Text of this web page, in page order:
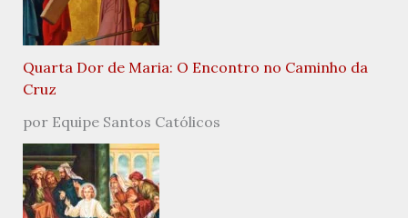
Quarta Dor de Maria: O Encontro no Caminho da
Cruz
por Equipe Santos Católicos